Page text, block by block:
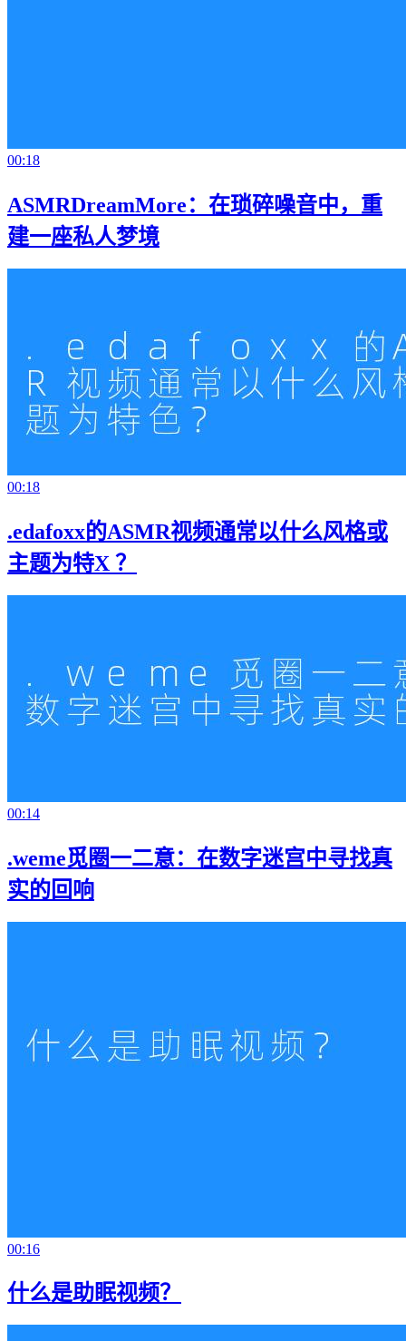
00:18
ASMRDreamMore：在琐碎噪音中，重
建一座私人梦境
00:18
.edafoxx的ASMR视频通常以什么风格或
主题为特X ？
00:14
.weme觅圈一二意：在数字迷宫中寻找真
实的回响
00:16
什么是助眠视频？